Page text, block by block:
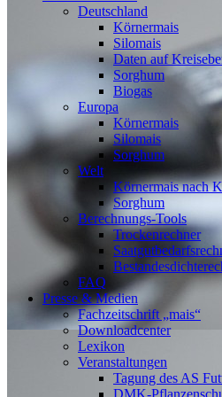
Deutschland
Körnermais
Silomais
Daten auf
Sorghum
Biogas
Europa
Körnermais
Silomais
Sorghum
Welt
Körnermais nach
Sorghum
Berechnungs-Tools
Trockenrechner
FAQ
Presse & Medien
Fachzeitschrift „mais“
Downloadcenter
Lexikon
Veranstaltungen
Tagung des AS
DMK-